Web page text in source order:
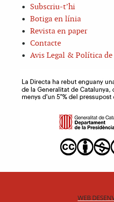
Subscriu-t’hi
Botiga en línia
Revista en paper
Contacte
Avis Legal & Política de
WEB